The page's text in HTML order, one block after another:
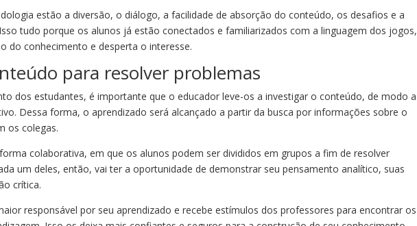
estão a diversão, o diálogo, a facilidade de absorção do conteúdo, os desafios e a
tudo porque os alunos já estão conectados e familiarizados com a linguagem dos jogos,
do conhecimento e desperta o interesse.
para resolver problemas
dos estudantes, é importante que o educador leve-os a investigar o conteúdo, de modo a
Dessa forma, o aprendizado será alcançado a partir da busca por informações sobre o
os colegas.
colaborativa, em que os alunos podem ser divididos em grupos a fim de resolver
um deles, então, vai ter a oportunidade de demonstrar seu pensamento analítico, suas
crítica.
responsável por seu aprendizado e recebe estímulos dos professores para encontrar os